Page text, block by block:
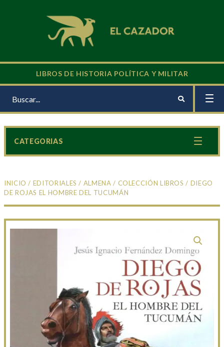
LIBROS DE HISTORIA POLÍTICA Y MILITAR
INICIO / EDITORIALES / ALMENA / COLECCIÓN LIBROS / DIEGO
DE ROJAS EL HOMBRE DEL TUCUMÁN
CATEGORIAS